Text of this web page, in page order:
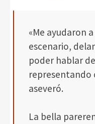
«Me ayudaron
escenario,
poder hablar
representando
aseveró.
La bella